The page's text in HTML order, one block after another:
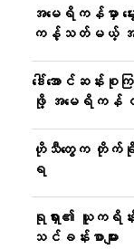
အမေရိကန်မှာ မွ
ကန့်သတ်မယ့်
ဒေါ်အောင်ဆန်း
ဖို့ အမေရိကန်
ဟိုသီတွေက တိုက်ခို
ရ
ရုရှား၏ ယူကရိ
သင်ခန်းစာများ